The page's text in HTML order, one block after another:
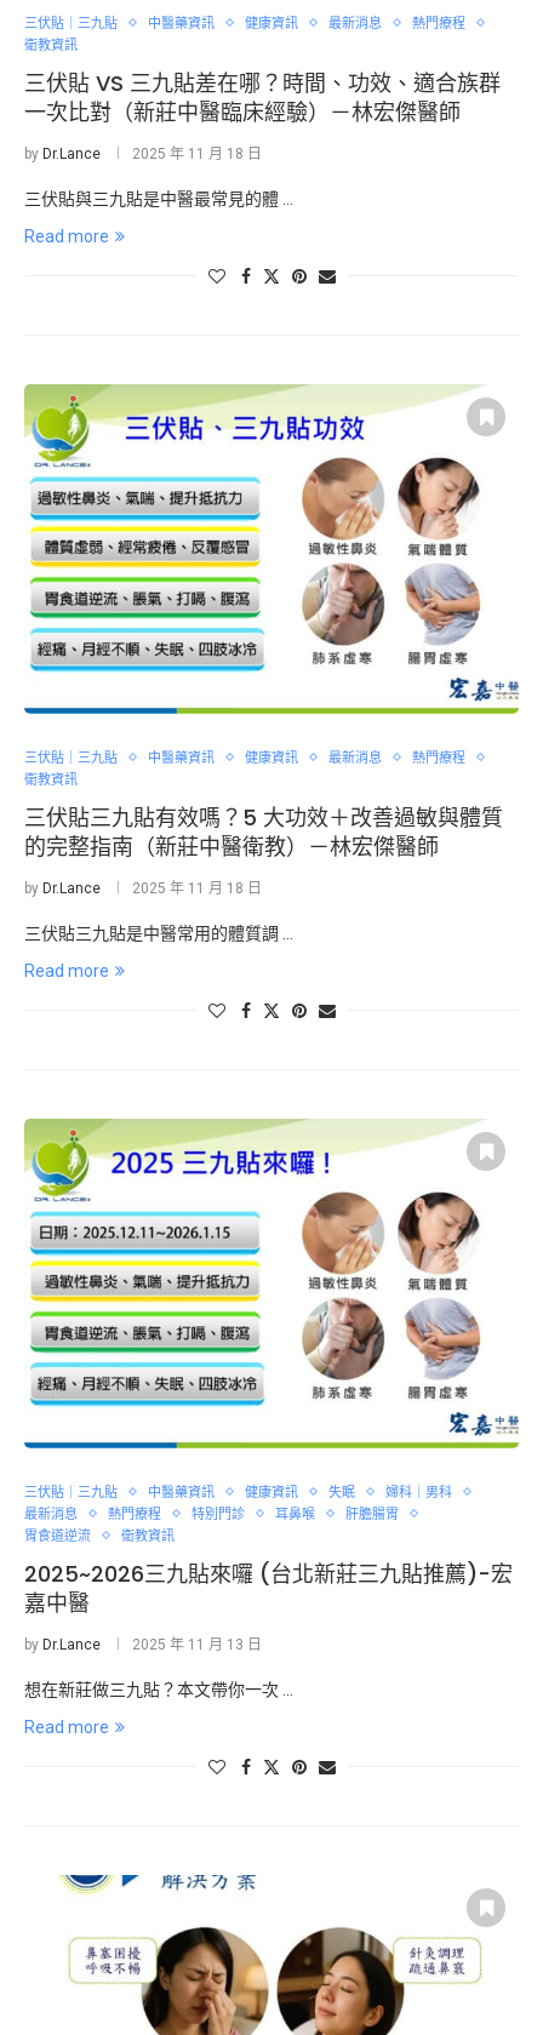
三伏貼｜三九貼 中醫藥資訊 健康資訊 最新消息
熱門療程
衛教資訊
三伏貼 VS 三九貼差在哪？時間、功效、適合族群
一次比對（新莊中醫臨床經驗）－林宏傑醫師
by Dr.Lance 2025 年 11 月 18 日
三伏貼與三九貼是中醫最常見的體 …
Read more
三伏貼｜三九貼 中醫藥資訊 健康資訊 最新消息
熱門療程
衛教資訊
三伏貼三九貼有效嗎？5 大功效＋改善過敏與體質
的完整指南（新莊中醫衛教）－林宏傑醫師
by Dr.Lance 2025 年 11 月 18 日
三伏貼三九貼是中醫常用的體質調 …
Read more
三伏貼｜三九貼 中醫藥資訊 健康資訊 失眠
婦科｜男科
最新消息
熱門療程 特別門診 耳鼻喉
肝膽腸胃
胃食道逆流
衛教資訊
2025~2026三九貼來囉 (台北新莊三九貼推薦)-宏
嘉中醫
by Dr.Lance 2025 年 11 月 13 日
想在新莊做三九貼？本文帶你一次 …
Read more